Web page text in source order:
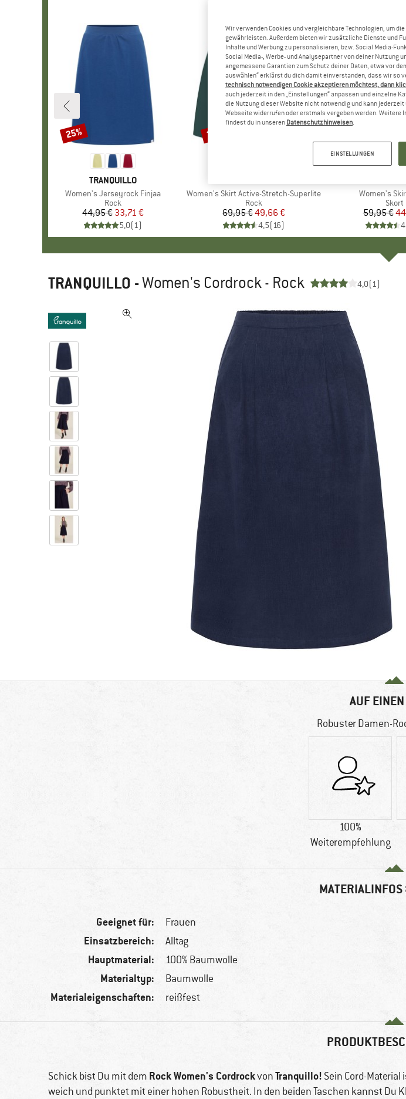
MARKE
TRANQUILLO
Artikel
Women's Jerseyrock Finjaa
Produktgruppe
Rock
Preis
44,95 €reduzierter Preis
33,71 €
5,0(1)
Rabatt
25%
Artikel
Women's Skirt Active-Stretch-Superlite
Produktgruppe
Rock
Preis
69,95 €reduzierter Preis
49,66 €
4,5(16)
Rabatt
29%
Artikel
Women's
Skort
59,95 €
TRANQUILLO -Women's Cordrock - Rock 4,0(1)
AUF
Robuster Damen-
100%
Weiterempfehlung
Geeignet für: Frauen
Einsatzbereich: Alltag
Hauptmaterial: 100% Baumwolle
Materialtyp: Baumwolle
Materialeigenschaften: reißfest
Schick bist Du mit dem Rock Women's CordrockvonTranquillo! Sein Cord-
weich und punktet mit einer hohen Robustheit. In den beiden Taschen kannst Du
Wir verwenden Cookies und vergleichbare Technologien, um
gewährleisten. Außerdem bieten wir zusätzliche Dienste und
Inhalte und Werbung zu personalisieren, bzw. Social Media-
Social Media-, Werbe- und Analysepartner von deiner
angemessene Garantien zum Schutz deiner Daten, etwa vor
auswählen“ erklärst du dich damit einverstanden, dass wir so
technisch notwendigen Cookie akzeptieren möchtest, dann
auch jederzeit in den „Einstellungen“ anpassen und einzelne
die Nutzung dieser Website nicht notwendig und kann
Webseite widerrufen oder erstmals vergeben werden.
findest du in unseren Datenschutzhinweisen.
EINSTELLUNGEN